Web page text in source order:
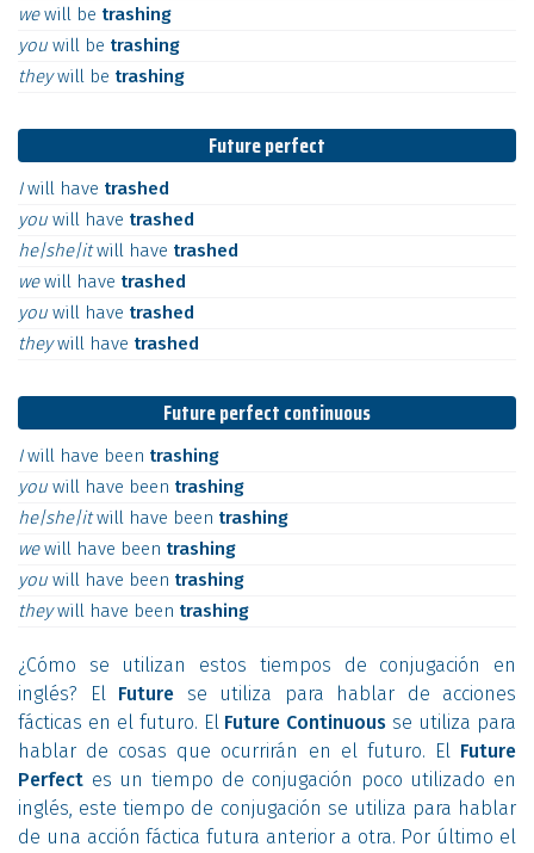
wewill be trashing
you will be trashing
theywill be trashing
Future perfect
Iwill have trashed
you will have trashed
he|she|itwill have trashed
wewill have trashed
you will have trashed
theywill have trashed
Future perfect continuous
Iwill have been trashing
you will have been trashing
he|she|itwill have been trashing
wewill have been trashing
you will have been trashing
theywill have been trashing
¿Cómo se utilizan estos tiempos de conjugación en
inglés? El Future se utiliza para hablar de acciones
fácticas en el futuro. El Future Continuous se utiliza para
hablar de cosas que ocurrirán en el futuro. El Future
Perfect es un tiempo de conjugación poco utilizado en
inglés, este tiempo de conjugación se utiliza para hablar
de una acción fáctica futura anterior a otra. Por último el